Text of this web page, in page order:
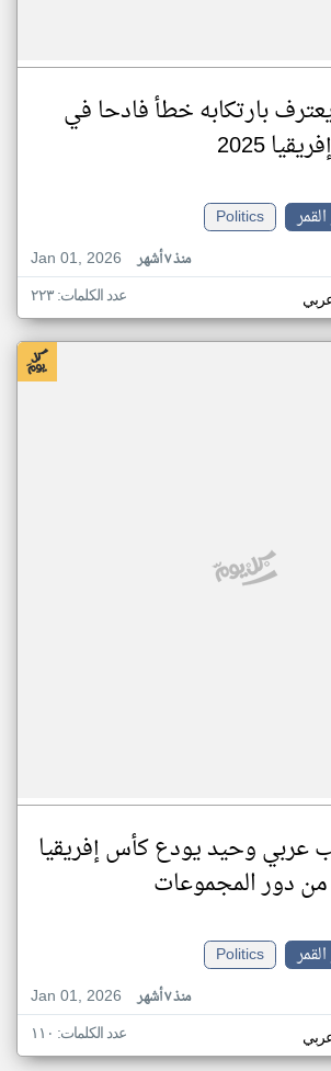
بارتكابه خطأ فادحا في
2025
Politics
Jan 01, 2026
منذ ٧ أشهر
عدد الكلمات: ٢٢٣
عربي وحيد يودع كأس إفريقيا
Politics
Jan 01, 2026
منذ ٧ أشهر
عدد الكلمات: ١١٠